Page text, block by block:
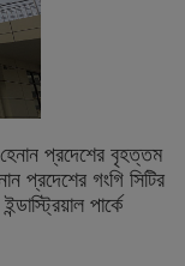
হেনান প্রদেশের বৃহত্তম
প্রদেশের গংগি সিটির
পার্কে